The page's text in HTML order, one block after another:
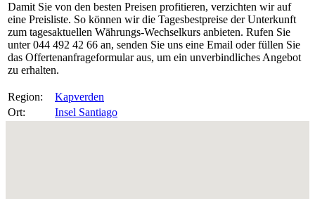
Damit Sie von den besten Preisen profitieren, verzichten wir auf
eine Preisliste. So können wir die Tagesbestpreise der Unterkunft
zum tagesaktuellen Währungs-Wechselkurs anbieten. Rufen Sie
unter 044 492 42 66 an, senden Sie uns eine Email oder füllen Sie
das Offertenanfrageformular aus, um ein unverbindliches Angebot
zu erhalten.
Region:
Kapverden
Ort:
Insel Santiago